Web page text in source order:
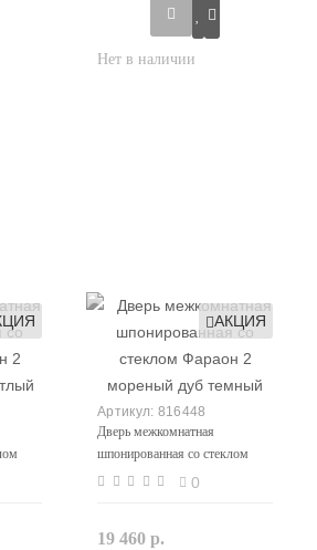
АКЦИЯ
816448
Дверь межкомнатная
шпонированная со стеклом
Фараон 2 мореный дуб темный
0
19 460 р.